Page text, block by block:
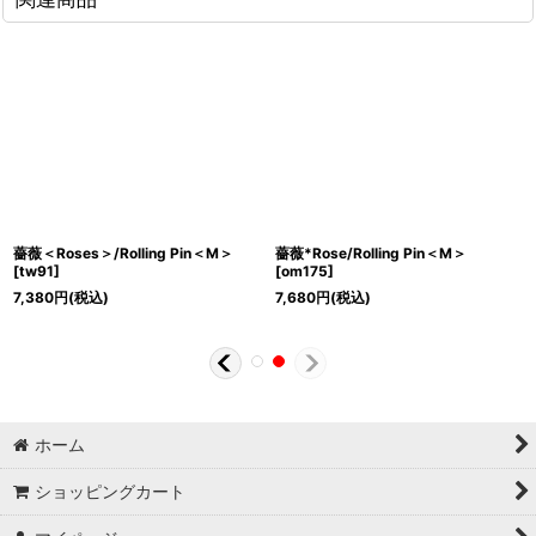
薔薇＜Roses＞/Rolling Pin＜M＞
[tw91]
7,380円(税込)
薔薇*Rose/Rolling Pin＜M＞
[om175]
7,680円(税込)
ホーム
ショッピングカート